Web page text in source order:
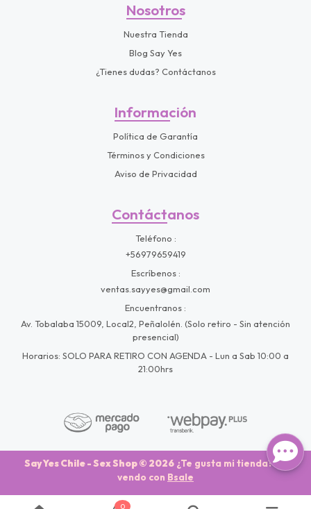
Nosotros
Nuestra Tienda
Blog Say Yes
¿Tienes dudas? Contáctanos
Información
Política de Garantía
Términos y Condiciones
Aviso de Privacidad
Contáctanos
Teléfono
+56979659419
Escríbenos
ventas.sayyes@gmail.com
Encuentranos
Av. Tobalaba 15009, Local2, Peñalolén. (Solo retiro - Sin atención
presencial)
Horarios: SOLO PARA RETIRO CON AGENDA - Lun a Sab 10:00 a
21:00hrs
Say Yes Chile - Sex Shop © 2026 ¿Te gusta mi tienda? Yo
vendo con Bsale
0